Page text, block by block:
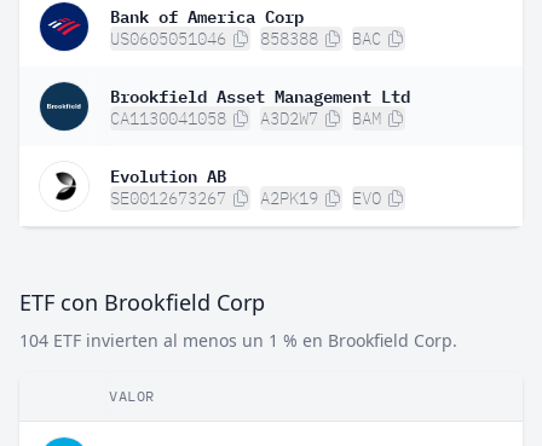
Bank of America Corp
US0605051046 858388 BAC
Brookfield Asset Management Ltd
CA1130041058 A3D2W7 BAM
Evolution AB
SE0012673267 A2PK19 EVO
ETF con Brookfield Corp
104 ETF invierten al menos un 1 % en Brookfield Corp.
VALOR